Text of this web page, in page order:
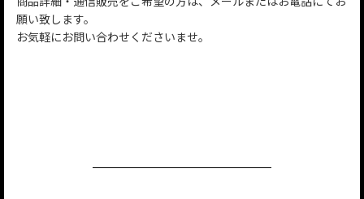
願い致します。
お気軽にお問い合わせくださいませ。